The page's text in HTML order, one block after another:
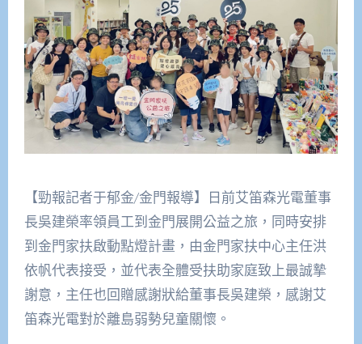
【勁報記者于郁金/金門報導】日前艾笛森光電董事
長吳建榮率領員工到金門展開公益之旅，同時安排
到金門家扶啟動點燈計畫，由金門家扶中心主任洪
依帆代表接受，並代表全體受扶助家庭致上最誠摯
謝意，主任也回贈感謝狀給董事長吳建榮，感謝艾
笛森光電對於離島弱勢兒童關懷。